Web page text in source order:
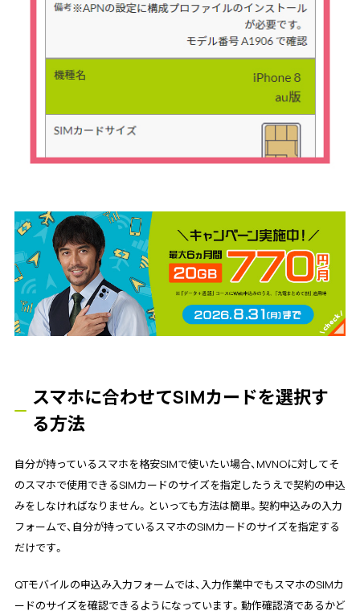
スマホに合わせてSIMカードを選択す
る方法
自分が持っているスマホを格安SIMで使いたい場合、MVNOに対してそ
のスマホで使用できるSIMカードのサイズを指定したうえで契約の申込
みをしなければなりません。といっても方法は簡単。契約申込みの入力
フォームで、自分が持っているスマホのSIMカードのサイズを指定する
だけです。
QTモバイルの申込み入力フォームでは、入力作業中でもスマホのSIMカ
ードのサイズを確認できるようになっています。動作確認済であるかど